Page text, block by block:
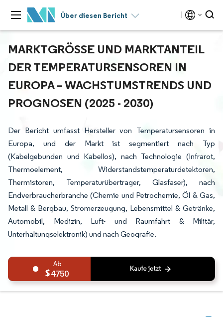
Über diesen Bericht
MARKTGRÖSSE UND MARKTANTEIL D
ER TEMPERATURSENSOREN IN E
UROPA – WACHSTUMSTRENDS UND P
ROGNOSEN (2025 - 2030)
Der Bericht umfasst Hersteller von Temperatursensoren in
Europa, und der Markt ist segmentiert nach Typ
(Kabelgebunden und Kabellos), nach Technologie (Infrarot,
Thermoelement, Widerstandstemperaturdetektoren,
Thermistoren, Temperaturübertrager, Glasfaser), nach
Endverbraucherbranche (Chemie und Petrochemie, Öl & Gas,
Metall & Bergbau, Stromerzeugung, Lebensmittel & Getränke,
Automobil, Medizin, Luft- und Raumfahrt & Militär,
Unterhaltungselektronik) und nach Geografie.
4750